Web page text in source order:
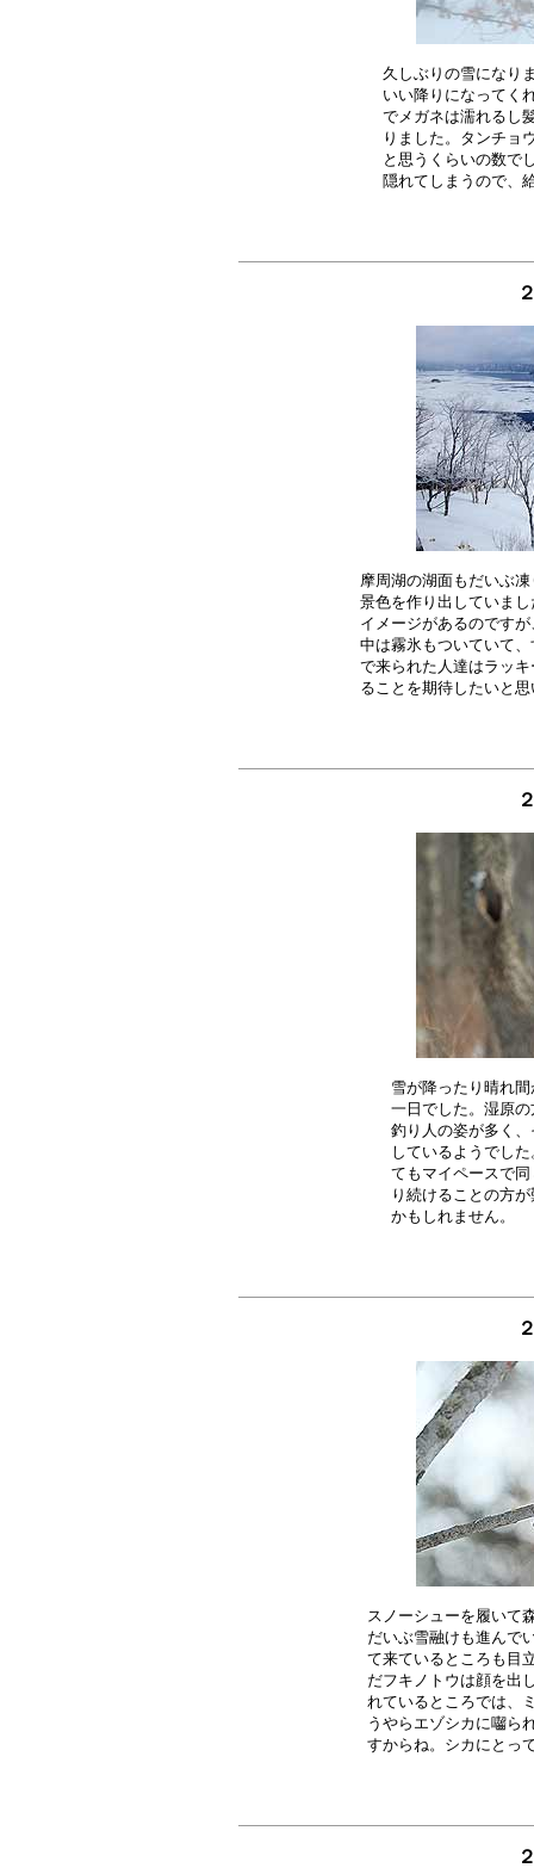
久しぶりの雪になり
いい降りになってく
でメガネは濡れるし
りました。タンチョ
と思うくらいの数で
摩周湖の湖面もだいぶ
景色を作り出していま
イメージがあるのです
中は霧氷もついていて
で来られた人達はラッ
雪が降ったり晴れ
一日でした。湿原
釣り人の姿が多く
しているようでし
てもマイペースで
り続けることの方
スノーシューを履いて
だいぶ雪融けも進んで
て来ているところも目
だフキノトウは顔を出
れているところでは、
うやらエゾシカに囓ら